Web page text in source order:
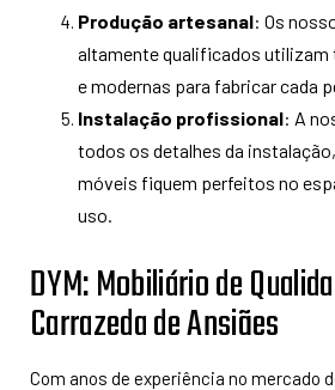
Produção artesanal: Os
altamente qualificados
e modernas para fabricar cada
Instalação profissional: A
todos os detalhes da
móveis fiquem perfeitos no
uso.
DYM: Mobiliário de
Carrazeda de Ansiães
Com anos de experiência no mercado